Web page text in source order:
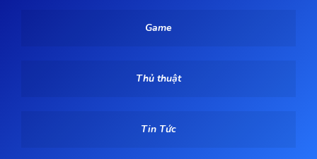
Game
Thủ thuật
Tin Tức